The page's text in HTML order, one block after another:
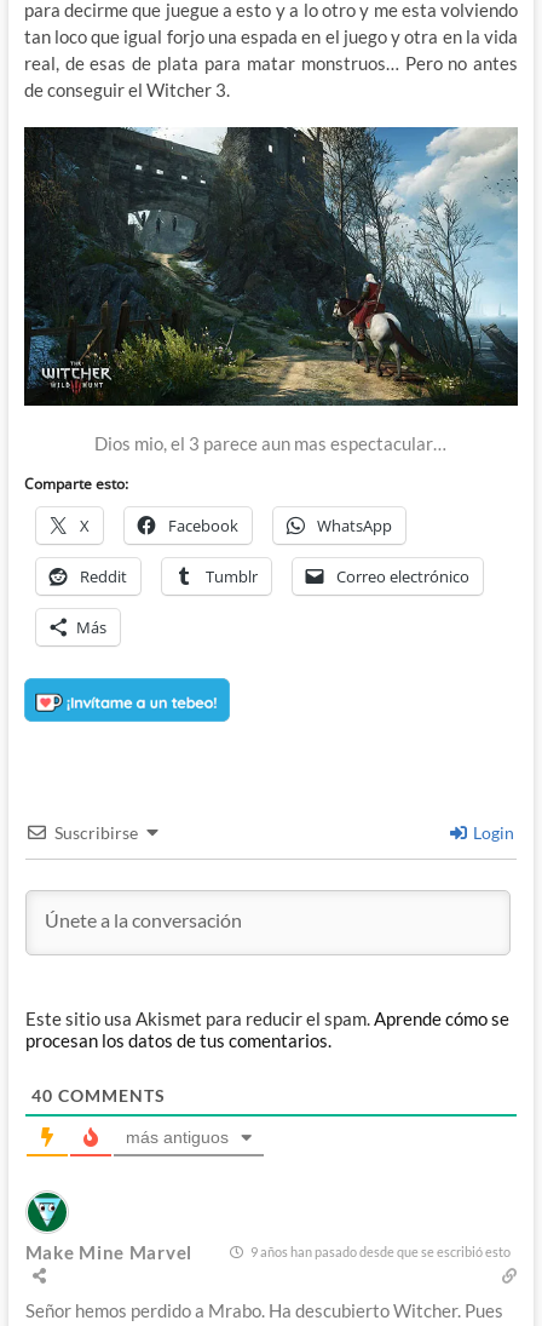
para decirme que juegue a esto y a lo otro y me esta volviendo
tan loco que igual forjo una espada en el juego y otra en la vida
real, de esas de plata para matar monstruos… Pero no antes
de conseguir el Witcher 3.
Dios mio, el 3 parece aun mas espectacular…
Comparte esto:
X Facebook WhatsApp
Reddit Tumblr Correo electrónico
Más
Suscribirse Login
Este sitio usa Akismet para reducir el spam.Aprende cómo se
procesan los datos de tus comentarios.
40 COMMENTS
más antiguos
Make Mine Marvel 9 años han pasado desde que se escribió esto
Señor hemos perdido a Mrabo. Ha descubierto Witcher. Pues